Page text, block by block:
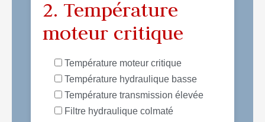
2. Température
moteur critique
Température moteur critique
Température hydraulique basse
Température transmission élevée
Filtre hydraulique colmaté